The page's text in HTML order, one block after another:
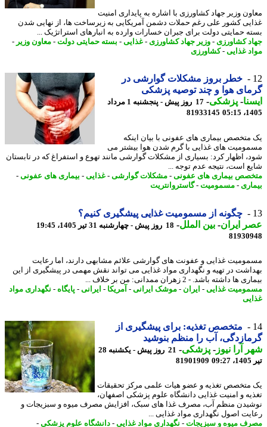
وزیر جهاد کشاورزی با اشاره به پایداری امنیت
کشور علی رغم حملات دشمن آمریکایی به زیرساخت ها، از نهایی شدن
حمایتی دولت برای جبران خسارات وارده به انبارهای استراتژیک ...
کشاورزی- وزیر جهاد کشاورزی- غذایی- بسته حمایتی دولت-معاون وزیر -
غذایی- کشاورزی
خطر بروز مشکلات گوارشی در
هوا و چند توصیه پزشکی
-پزشکی-
17 روز پیش - پنجشنبه 1 مرداد
81933145
بیماری های عفونی با بیان اینکه
های غذایی با گرم شدن هوا بیشتر می
اظهار کرد: بسیاری از مشکلات گوارشی مانند تهوع و استفراغ که در تابستان
است، نتیجه عدم توجه ...
بیماری های عفونی-مشکلات گوارشی -غذایی- بیماری های عفونی-
- مسمومیت-گاستروانتریت
چگونه از مسمومیت غذایی پیشگیری کنیم؟
ایران- بین الملل-18 روز پیش - چهارشنبه 31 تیر 1405، 19:45
غذایی و عفونت های گوارشی علائم مشابهی دارند، اما رعایت
در تهیه و نگهداری مواد غذایی می تواند نقش مهمی در پیشگیری از این
داشته باشد. - 2 زهران ممدانی: من بر خلاف ...
غذایی- ایران - موشک ایرانی- آمریکا- ایرانی- پایگاه-نگهداری مواد
متخصص تغذیه: برای پیشگیری از
آب را منظم بنوشید
آرا نیوز-پزشکی-
21 روز پیش - یکشنبه 28
81901909
تغذیه و عضو هیات علمی مرکز تحقیقات
و امنیت غذایی دانشگاه علوم پزشکی اصفهان،
منظم آب، مصرف غذا های سبک، افزایش مصرف میوه و سبزیجات و
اصول نگهداری مواد غذایی ...
میوه و سبزیجات-نگهداری مواد غذایی- دانشگاه علوم پزشکی-